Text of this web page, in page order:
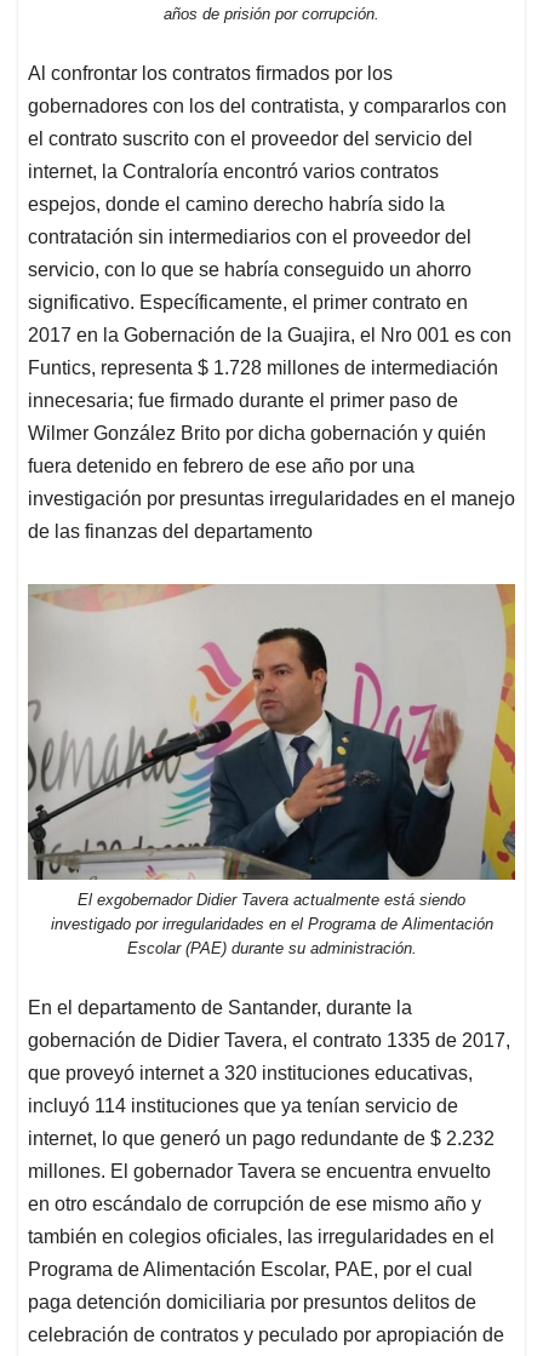
años de prisión por corrupción.
Al confrontar los contratos firmados por los
gobernadores con los del contratista, y compararlos con
el contrato suscrito con el proveedor del servicio del
internet, la Contraloría encontró varios contratos
espejos, donde el camino derecho habría sido la
contratación sin intermediarios con el proveedor del
servicio, con lo que se habría conseguido un ahorro
significativo. Específicamente, el primer contrato en
2017 en la Gobernación de la Guajira, el Nro 001 es con
Funtics, representa $ 1.728 millones de intermediación
innecesaria; fue firmado durante el primer paso de
Wilmer González Brito por dicha gobernación y quién
fuera detenido en febrero de ese año por una
investigación por presuntas irregularidades en el manejo
de las finanzas del departamento
El exgobernador Didier Tavera actualmente está siendo
investigado por irregularidades en el Programa de Alimentación
Escolar (PAE) durante su administración.
En el departamento de Santander, durante la
gobernación de Didier Tavera, el contrato 1335 de 2017,
que proveyó internet a 320 instituciones educativas,
incluyó 114 instituciones que ya tenían servicio de
internet, lo que generó un pago redundante de $ 2.232
millones. El gobernador Tavera se encuentra envuelto
en otro escándalo de corrupción de ese mismo año y
también en colegios oficiales, las irregularidades en el
Programa de Alimentación Escolar, PAE, por el cual
paga detención domiciliaria por presuntos delitos de
celebración de contratos y peculado por apropiación de